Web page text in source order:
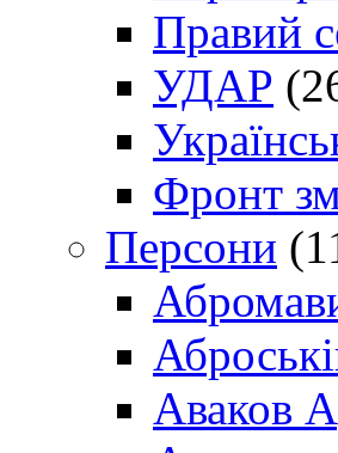
Правий
УДАР
Фронт
Персони
Аваков